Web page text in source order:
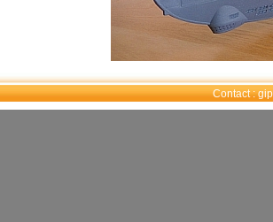
Contact :